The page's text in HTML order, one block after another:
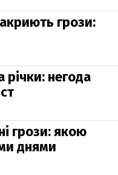
грози:
річки: негода
грози: якою
днями